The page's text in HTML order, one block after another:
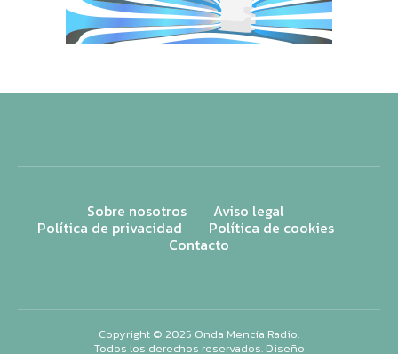
Sobre nosotros Aviso legal
Política de privacidad Política de cookies
Contacto
Copyright © 2025 Onda Mencía Radio.
Todos los derechos reservados. Diseño